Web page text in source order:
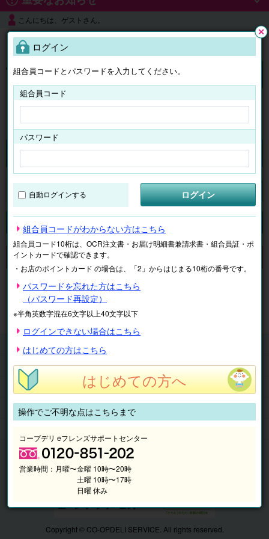
こんにちは、ゲストさん。
よくある質問
ログイン
チケット マイページ
検索
申し訳ございません。 現在、該当商品は、お取扱いしておりません。
マイページ 注文履歴
抽選結果
請求内容
チケット
くらしのサービス
このサイトの使い方
マイページ
Copyright © CO-OPDELI SERVICE. All rights reserved.
ログイン
組合員コードとパスワードを入力してください。
組合員コード
パスワード
自動ログインする ログイン
組合員コードがわからない方はこちら
組合員コード10桁は、OCR注文書・お届け明細書兼請求書・組合員証・ポ
イントカードで確認できます。
・お店のポイントカード の場合は、「2」からはじまる10桁の番号です。
パスワードを忘れた方はこちら
（パスワード再設定）
※半角英数字混在6文字以上40文字以下
ログインできない場合はこちら
はじめての方はこちら
はじめての方へ
操作でご不明な点はこちらまで
コープデリ eフレンズサポートセンター
営業時間： 月曜〜金曜 10時〜20時
土曜 10時〜17時
日曜 休み